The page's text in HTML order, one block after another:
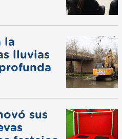
la
lluvias
sus